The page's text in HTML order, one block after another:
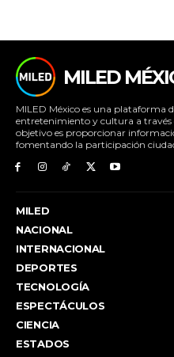
MILED
MILED México es una plataforma
entretenimiento y cultura a través
objetivo es proporcionar
fomentando la participación
MILED
NACIONAL
INTERNACIONAL
DEPORTES
TECNOLOGÍA
ESPECTÁCULOS
CIENCIA
ESTADOS